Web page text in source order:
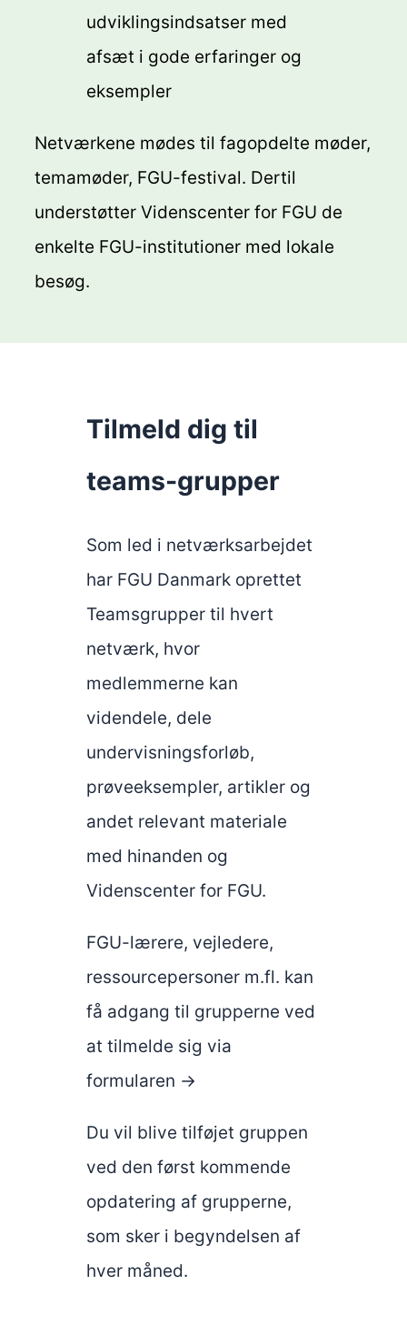
udviklingsindsatser med
afsæt i gode erfaringer og
eksempler
Netværkene mødes til fagopdelte møder,
temamøder, FGU-festival. Dertil
understøtter Videnscenter for FGU de
enkelte FGU-institutioner med lokale
besøg.
Tilmeld dig til
teams-grupper
Som led i netværksarbejdet
har FGU Danmark oprettet
Teamsgrupper til hvert
netværk, hvor
medlemmerne kan
videndele, dele
undervisningsforløb,
prøveeksempler, artikler og
andet relevant materiale
med hinanden og
Videnscenter for FGU.
FGU-lærere, vejledere,
ressourcepersoner m.fl. kan
få adgang til grupperne ved
at tilmelde sig via
formularen ->
Du vil blive tilføjet gruppen
ved den først kommende
opdatering af grupperne,
som sker i begyndelsen af
hver måned.